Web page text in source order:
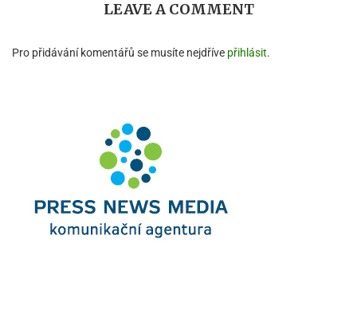
LEAVE A COMMENT
Pro přidávání komentářů se musíte nejdříve přihlásit.